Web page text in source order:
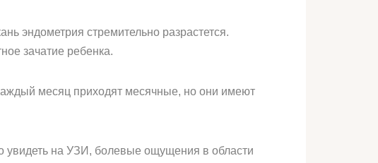
эндометрия стремительно разрастется.
зачатие ребенка.
месяц приходят месячные, но они имеют
увидеть на УЗИ, болевые ощущения в области